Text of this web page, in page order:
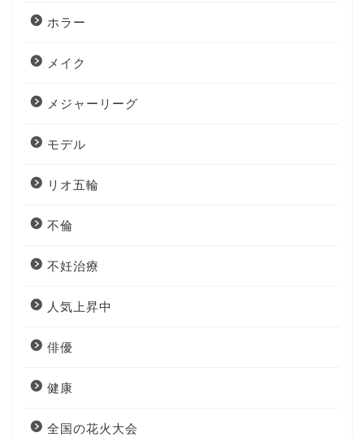
ホラー
メイク
メジャーリーグ
モデル
リオ五輪
不倫
不妊治療
人気上昇中
俳優
健康
全国の花火大会